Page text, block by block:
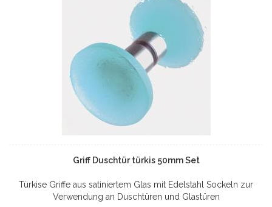
Griff Duschtür türkis 50mm Set
Türkise Griffe aus satiniertem Glas mit Edelstahl Sockeln zur
Verwendung an Duschtüren und Glastüren